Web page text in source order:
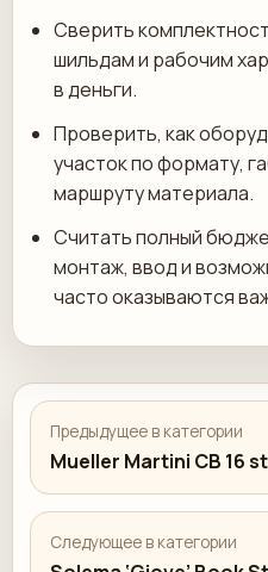
Сверить
шильдам и рабочим
в деньги.
Проверить, как
участок по формату,
маршруту материала.
Считать полный
монтаж, ввод и
часто оказываются
Предыдущее в категории
Mueller Martini CB 16
Следующее в категории